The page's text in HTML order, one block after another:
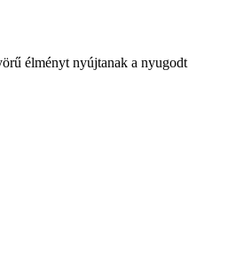
élményt nyújtanak a nyugodt